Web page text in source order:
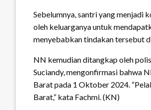
Sebelumnya, santri yang menjadi
oleh keluarganya untuk
menyebabkan tindakan tersebut
NN kemudian ditangkap oleh
Suciandy, mengonfirmasi bahwa
Barat pada 1 Oktober 2024.
Barat,” kata Fachmi. (KN)